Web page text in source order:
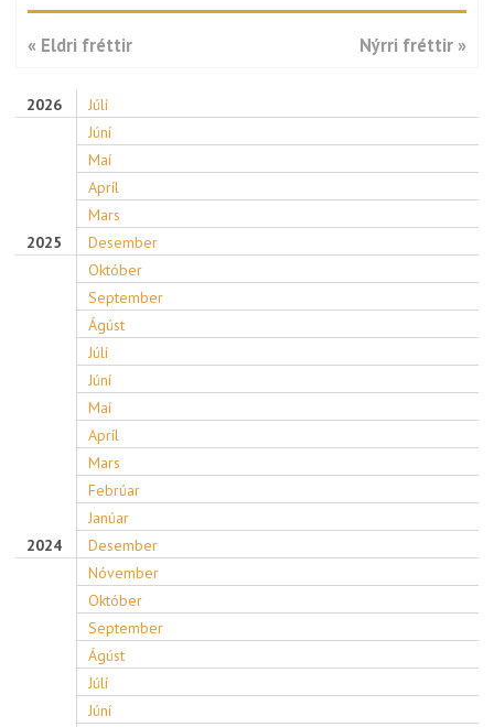
2026
Júlí
Júní
Maí
Apríl
Mars
2025
Desember
Október
September
Ágúst
Júlí
Júní
Maí
Apríl
Mars
Febrúar
Janúar
2024
Desember
Nóvember
Október
September
Ágúst
Júlí
Júní
« Eldri fréttir Nýrri fréttir »